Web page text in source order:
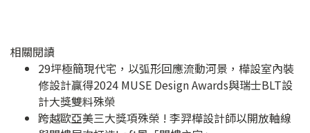
相關閱讀
29坪極簡現代宅，以弧形回應流動河景，樺設室內裝
修設計贏得2024 MUSE Design Awards與瑞士BLT設
計大獎雙料殊榮
跨越歐亞美三大獎項殊榮 ! 李羿樺設計師以開放軸線